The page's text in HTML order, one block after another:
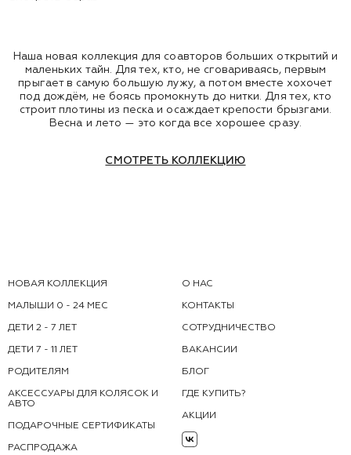
Наша новая коллекция для соавторов больших открытий и
маленьких тайн. Для тех, кто, не сговариваясь, первым
прыгает в самую большую лужу, а потом вместе хохочет
под дождём, не боясь промокнуть до нитки. Для тех, кто
строит плотины из песка и осаждает крепости брызгами.
Весна и лето — это когда все хорошее сразу.
СМОТРЕТЬ КОЛЛЕКЦИЮ
НОВАЯ КОЛЛЕКЦИЯ
МАЛЫШИ 0 - 24 МЕС
ДЕТИ 2 - 7 ЛЕТ
ДЕТИ 7 - 11 ЛЕТ
РОДИТЕЛЯМ
АКСЕССУАРЫ ДЛЯ КОЛЯСОК И
АВТО
ПОДАРОЧНЫЕ СЕРТИФИКАТЫ
РАСПРОДАЖА
О НАС
КОНТАКТЫ
СОТРУДНИЧЕСТВО
ВАКАНСИИ
БЛОГ
ГДЕ КУПИТЬ?
АКЦИИ